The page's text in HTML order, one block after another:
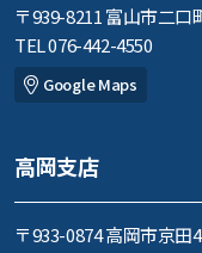
〒939-8211 富山市二口
TEL 076-442-4550
Google Maps
高岡支店
〒933-0874 高岡市京田